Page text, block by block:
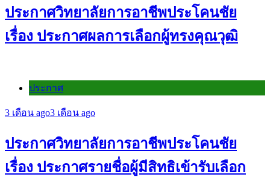
ประกาศวิทยาลัยการอาชีพประโคนชัย
เรื่อง ประกาศผลการเลือกผู้ทรงคุณวุฒิ
ประกาศ
3 เดือน ago3 เดือน ago
ประกาศวิทยาลัยการอาชีพประโคนชัย
เรื่อง ประกาศรายชื่อผู้มีสิทธิเข้ารับเลือก